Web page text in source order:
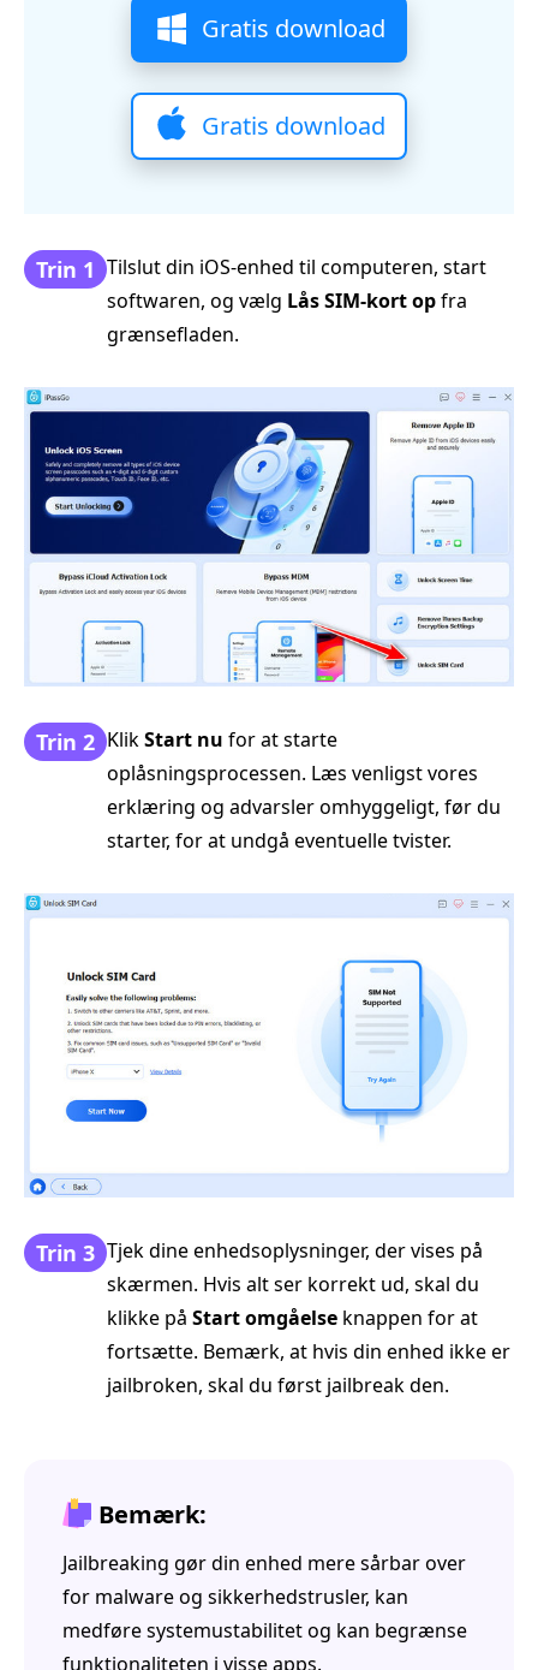
Gratis download
Gratis download
Trin 1 Tilslut din iOS‑enhed til computeren, start
softwaren, og vælg Lås SIM-kort opfra
grænsefladen.
Trin 2 KlikStart nu for at starte
oplåsningsprocessen. Læs venligst vores
erklæring og advarsler omhyggeligt, før du
starter, for at undgå eventuelle tvister.
Trin 3 Tjek dine enhedsoplysninger, der vises på
skærmen. Hvis alt ser korrekt ud, skal du
klikke på Start omgåelse knappen for at
fortsætte. Bemærk, at hvis din enhed ikke er
jailbroken, skal du først jailbreak den.
Bemærk:
Jailbreaking gør din enhed mere sårbar over
for malware og sikkerhedstrusler, kan
medføre systemustabilitet og kan begrænse
funktionaliteten i visse apps.